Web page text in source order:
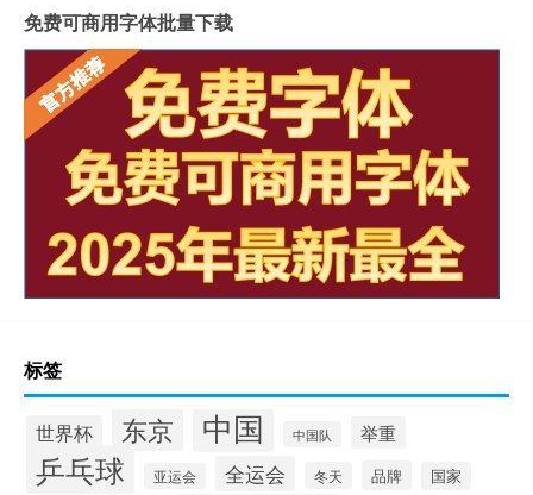
免费可商用字体批量下载
标签
世界杯 东京 中国 中国队 举重
乒乓球 亚运会 全运会 冬天 品牌 国家